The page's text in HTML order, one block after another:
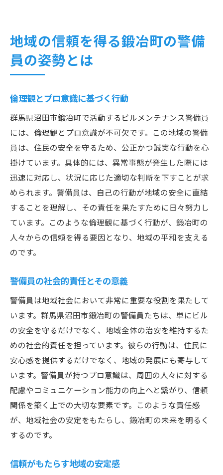
地域の信頼を得る鍛冶町の警備
員の姿勢とは
倫理観とプロ意識に基づく行動
群馬県沼田市鍛冶町で活動するビルメンテナンス警備員
には、倫理観とプロ意識が不可欠です。この地域の警備
員は、住民の安全を守るため、公正かつ誠実な行動を心
掛けています。具体的には、異常事態が発生した際には
迅速に対応し、状況に応じた適切な判断を下すことが求
められます。警備員は、自己の行動が地域の安全に直結
することを理解し、その責任を果たすために日々努力し
ています。このような倫理観に基づく行動が、鍛冶町の
人々からの信頼を得る要因となり、地域の平和を支える
のです。
警備員の社会的責任とその意義
警備員は地域社会において非常に重要な役割を果たして
います。群馬県沼田市鍛冶町の警備員たちは、単にビル
の安全を守るだけでなく、地域全体の治安を維持するた
めの社会的責任を担っています。彼らの行動は、住民に
安心感を提供するだけでなく、地域の発展にも寄与して
います。警備員が持つプロ意識は、周囲の人々に対する
配慮やコミュニケーション能力の向上へと繋がり、信頼
関係を築く上での大切な要素です。このような責任感
が、地域社会の安定をもたらし、鍛冶町の未来を明るく
するのです。
信頼がもたらす地域の安定感